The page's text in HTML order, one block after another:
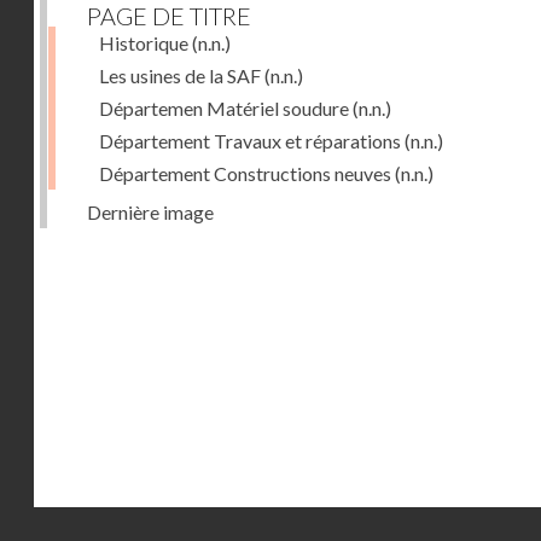
PAGE DE TITRE
Historique(n.n.)
Les usines de la SAF(n.n.)
Départemen Matériel soudure(n.n.)
Département Travaux et réparations (n.n.)
Département Constructions neuves (n.n.)
Dernière image